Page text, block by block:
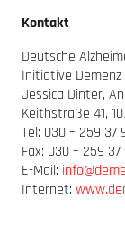
Kontakt
Deutsche
Initiative
Jessica Dinter,
Keithstraße 41,
Tel: 030 – 259 37
Fax: 030 – 259
E-Mail:
Internet: